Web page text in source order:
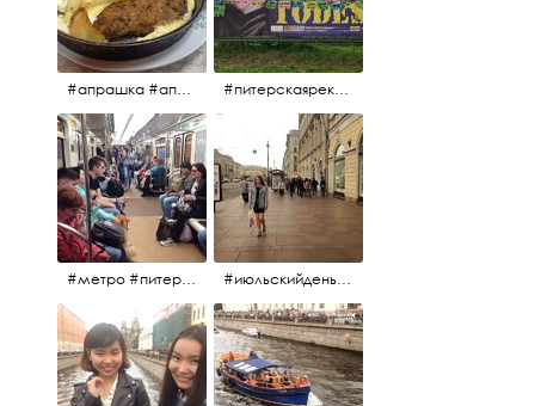
#апрашка #апраксиндвор #кафенаапрашке #куринаякотлетанасковороде #сковородка #кафедлясвоих #питерскаяреклама #todes #куколки #окраинапитера #фрунзенскийрайон
#метро #питерскоеметро #невскаялиния #июльскийдень2017 #15july2017 #невский